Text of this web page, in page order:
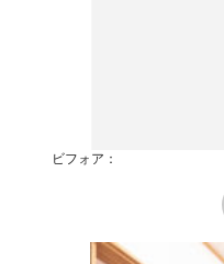
ビフォア：